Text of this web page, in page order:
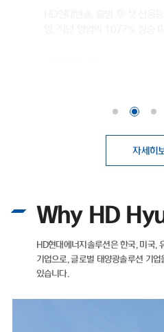
자세히
이스신용평가로부터 기업 장기신용등
신용평가사에 기업신용등급 산정을 의
다.첫 등급 부여임에도 불구하고 곧바
업신용등급 'A'는 전반적인 채무상환
는 설립 이후 회사채 발행 없이 사업을
자산이 더 많은 마이너스(-) 순차입금
나타내는 지표인 부채비율 역시 해마
▲2022년 71.11% ▲2023년
며, 2025년에도 26.96%로 낮은 수준
비 66% 증가한 9848억 원을 기록했다
Why HD
HD현대에너지솔루션은 한국, 미국,
기업으로,글로벌 태양광솔루션 기
있습니다.